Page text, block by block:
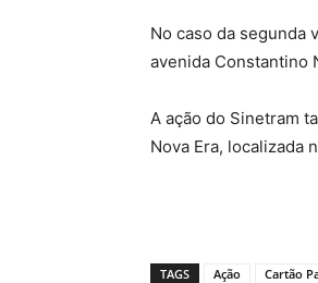
No caso da segunda
avenida Constantino
A ação do Sinetram
Nova Era, localizada
TAGS Ação Cartão